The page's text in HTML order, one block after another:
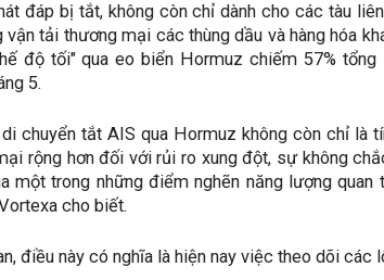
đáp bị tắt, không còn chỉ dành cho các tàu
vận tải thương mại các thùng dầu và hàng hóa
độ tối" qua eo biển Hormuz chiếm 57%
5.
di chuyển tắt AIS qua Hormuz không còn chỉ là
rộng hơn đối với rủi ro xung đột, sự không
một trong những điểm nghẽn năng lượng
cho biết.
điều này có nghĩa là hiện nay việc theo dõi